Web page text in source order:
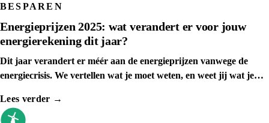
BESPAREN
Energieprijzen 2025: wat verandert er voor jouw
energierekening dit jaar?
Dit jaar verandert er méér aan de energieprijzen vanwege de
energiecrisis. We vertellen wat je moet weten, en weet jij wat je
Lees verder →